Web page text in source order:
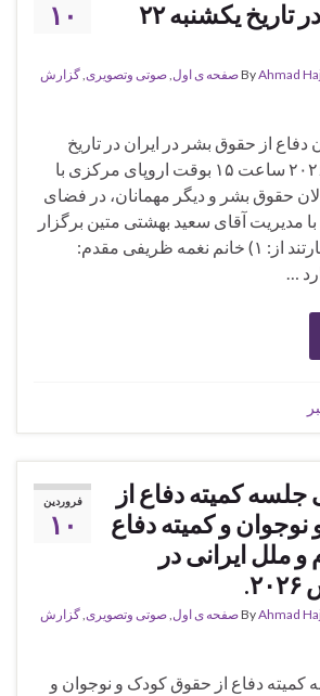
۱۰
بشر در ایران در تاریخ یکشنبه ۲۲
ByAhmad صفحه ی اول صوتی وتصویری گزارش
از حقوق بشر در ایران در تاریخ
یکشنبه ۲۲ مارس ۲۰۲۶ ساعت ۱۵ بوقت اروپای مرکزی با
حقوق بشر و دیگر مهمانان، در فضای
مدیریت آقای سعید بهشتی متین برگزار
گردید. سخنرانان عبارتند از: ۱) خانم نغمه ظریفی مقدم:
…
فروردین
۱۰
کمیته دفاع از
و کمیته دفاع
ملل ایرانی در
ByAhmad صفحه ی اول صوتی وتصویری گزارش
دفاع از حقوق کودک و نوجوان و